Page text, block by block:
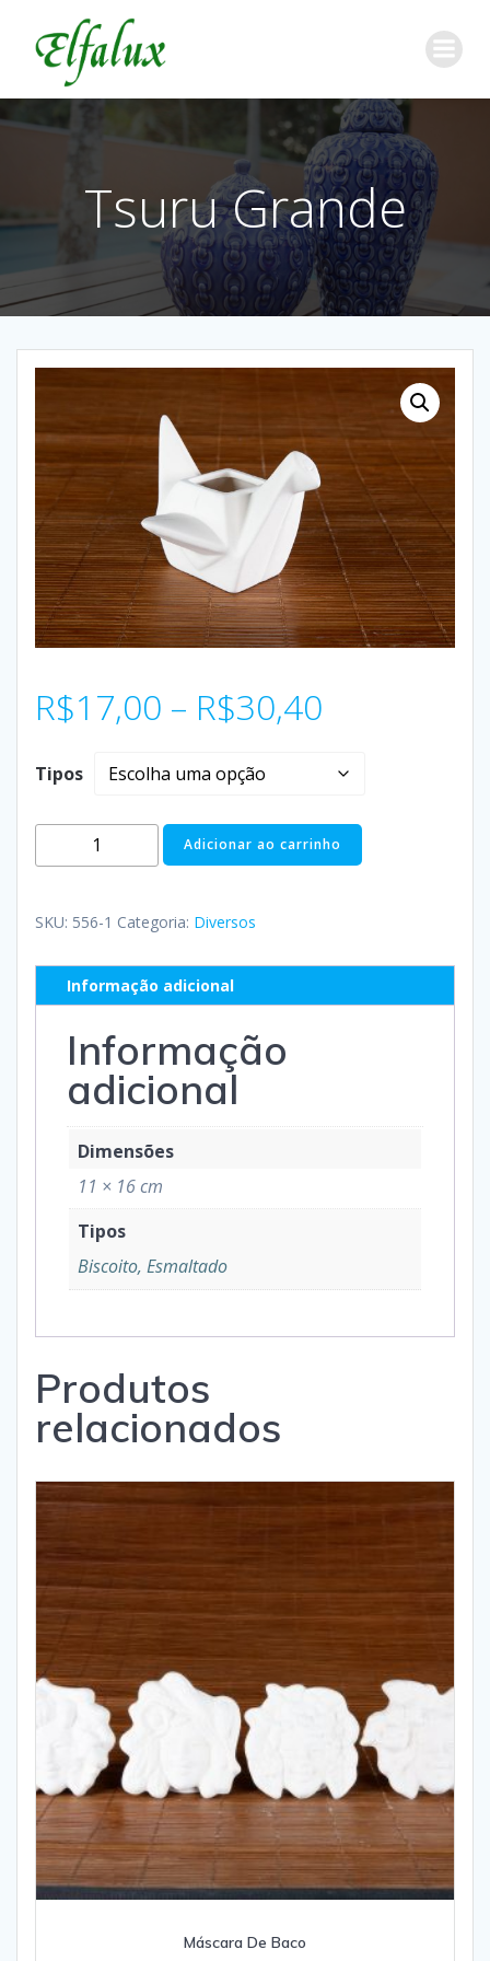
Tsuru Grande
R$17,00 – R$30,40
Tipos
Adicionar ao carrinho
SKU: 556-1 Categoria: Diversos
Informação adicional
Informação
adicional
Dimensões
11 × 16 cm
Tipos
Biscoito, Esmaltado
Produtos
relacionados
Máscara De Baco